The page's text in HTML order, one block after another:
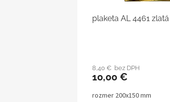
plaketa AL 4461 zlatá
8,40 € bez DPH
10,00 €
rozmer 200x150 mm